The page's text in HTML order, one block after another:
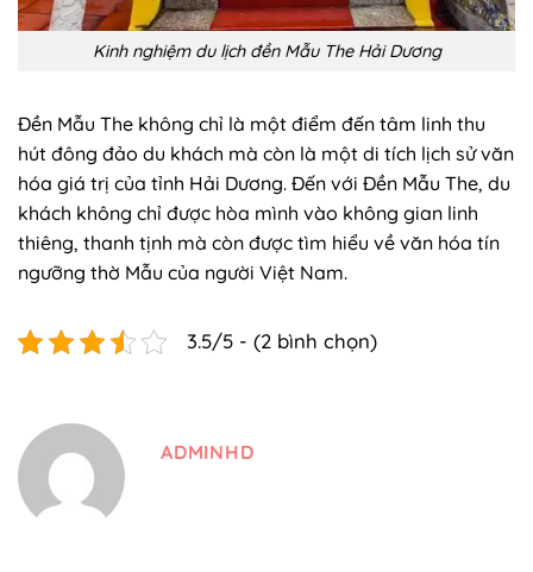
Kinh nghiệm du lịch đền Mẫu The Hải Dương
Đền Mẫu The không chỉ là một điểm đến tâm linh thu
hút đông đảo du khách mà còn là một di tích lịch sử văn
hóa giá trị của tỉnh Hải Dương. Đến với Đền Mẫu The, du
khách không chỉ được hòa mình vào không gian linh
thiêng, thanh tịnh mà còn được tìm hiểu về văn hóa tín
ngưỡng thờ Mẫu của người Việt Nam.
3.5/5 - (2 bình chọn)
ADMINHD